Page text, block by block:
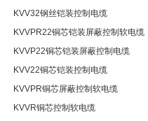
KVV32钢丝铠装控制电缆
KVVPR22铜芯铠装屏蔽控制软电缆
KVVP22铜芯铠装屏蔽控制电缆
KVV22铜芯铠装控制电缆
KVVPR铜芯屏蔽控制软电缆
KVVR铜芯控制软电缆